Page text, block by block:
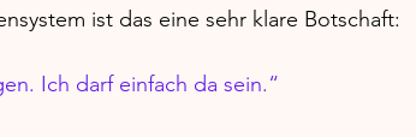
ist das eine sehr klare Botschaft:
Ich darf einfach da sein.“